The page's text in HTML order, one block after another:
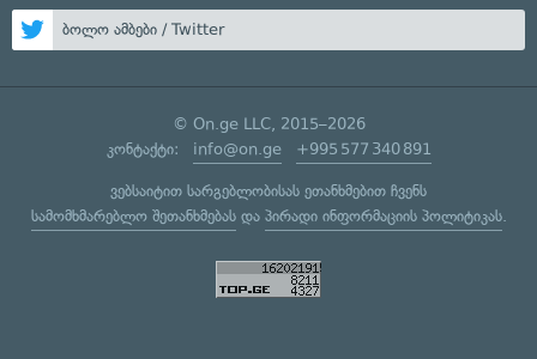
ბოლო ამბები / Twitter
© On.ge LLC, 2015–2026
კონტაქტი: info@on.ge +995 577 340 891
ვებსაიტით სარგებლობისას ეთანხმებით ჩვენს
სამომხმარებლო შეთანხმებასდა პირადი ინფორმაციის პოლიტიკას.